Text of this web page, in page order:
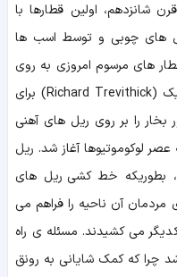
شانزدهم، اولین قطارها با
های چوبی و توسط اسب ها
تا 300 سال بعد قطار های مرسوم امروزی به روی
کار نیامدند. در سال 1800، ریچارد ترویتیک (Richard Trevithick) برای
بخار را بر روی ریل های آهنی
لوکوموتیوها آغاز شد. ریل
بطوریکه خط کشی ریل های
مردمان آن ناحیه را فراهم می
می کشیدند. مسئله ی راه
که کمک شایانی به رونق